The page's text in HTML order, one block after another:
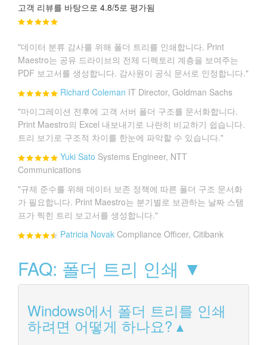
고객 리뷰를 바탕으로 4.8/5로 평가됨
"데이터 분류 감사를 위해 폴더 트리를 인쇄합니다. Print
Maestro는 공유 드라이브의 전체 디렉토리 계층을 보여주는
PDF 보고서를 생성합니다. 감사원이 공식 문서로 인정합니다."
Richard Coleman IT Director, Goldman Sachs
"마이그레이션 전후에 고객 서버 폴더 구조를 문서화합니다.
Print Maestro의 Excel 내보내기로 나란히 비교하기 쉽습니다.
트리 보기로 구조적 차이를 한눈에 파악할 수 있습니다."
Yuki Sato Systems Engineer, NTT
Communications
"규제 준수를 위해 데이터 보존 정책에 따른 폴더 구조 문서화
가 필요합니다. Print Maestro는 분기별로 보관하는 날짜 스탬
프가 찍힌 트리 보고서를 생성합니다."
Patricia Novak Compliance Officer, Citibank
FAQ: 폴더 트리 인쇄 ▼
Windows에서 폴더 트리를 인쇄
하려면 어떻게 하나요?